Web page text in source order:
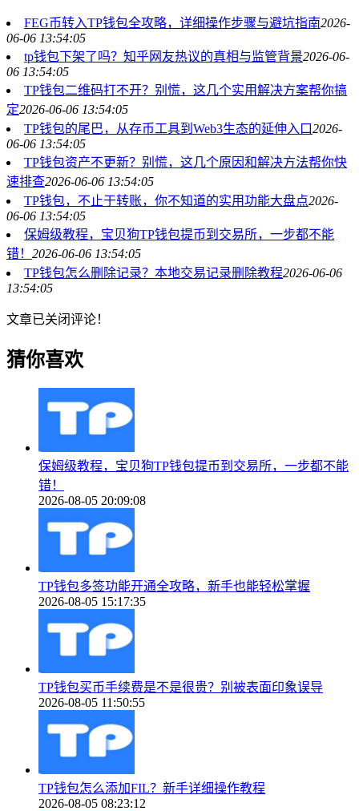
FEG币转入TP钱包全攻略，详细操作步骤与避坑指南2026-
06-06 13:54:05
tp钱包下架了吗？知乎网友热议的真相与监管背景2026-06-
06 13:54:05
TP钱包二维码打不开？别慌，这几个实用解决方案帮你搞
定2026-06-06 13:54:05
TP钱包的尾巴，从存币工具到Web3生态的延伸入口2026-
06-06 13:54:05
TP钱包资产不更新？别慌，这几个原因和解决方法帮你快
速排查2026-06-06 13:54:05
TP钱包，不止于转账，你不知道的实用功能大盘点2026-
06-06 13:54:05
保姆级教程，宝贝狗TP钱包提币到交易所，一步都不能
错！ 2026-06-06 13:54:05
TP钱包怎么删除记录？本地交易记录删除教程2026-06-06
13:54:05
文章已关闭评论！
猜你喜欢
保姆级教程，宝贝狗TP钱包提币到交易所，一步都不能
错！
2026-08-05 20:09:08
TP钱包多签功能开通全攻略，新手也能轻松掌握
2026-08-05 15:17:35
TP钱包买币手续费是不是很贵？别被表面印象误导
2026-08-05 11:50:55
TP钱包怎么添加FIL？新手详细操作教程
2026-08-05 08:23:12